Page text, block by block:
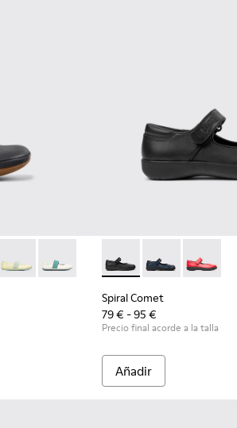
de piel negras para niños.
80025-116
RIGHT - 80025-109
RIGHT - 80025-030Spiral Comet - 80356-
Spiral Comet -
Spiral
Spiral Comet
79 € - 95 €
Precio final acorde a la talla
Añadir